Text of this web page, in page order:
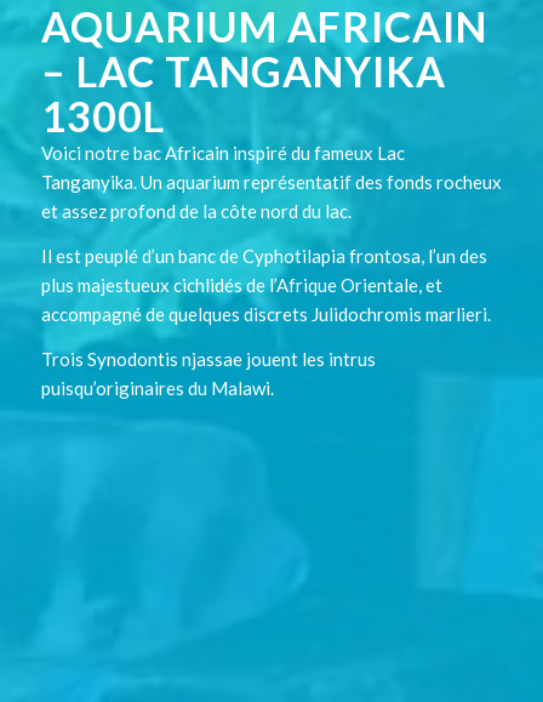
AQUARIUM AFRICAIN
– LAC TANGANYIKA
1300L
Voici notre bac Africain inspiré du fameux Lac
Tanganyika. Un aquarium représentatif des fonds rocheux
et assez profond de la côte nord du lac.
Il est peuplé d’un banc de Cyphotilapia frontosa, l’un des
plus majestueux cichlidés de l’Afrique Orientale, et
accompagné de quelques discrets Julidochromis marlieri.
Trois Synodontis njassae jouent les intrus
puisqu’originaires du Malawi.